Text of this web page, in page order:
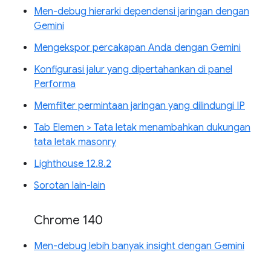
Men-debug hierarki dependensi jaringan dengan
Gemini
Mengekspor percakapan Anda dengan Gemini
Konfigurasi jalur yang dipertahankan di panel
Performa
Memfilter permintaan jaringan yang dilindungi IP
Tab Elemen > Tata letak menambahkan dukungan
tata letak masonry
Lighthouse 12.8.2
Sorotan lain-lain
Chrome 140
Men-debug lebih banyak insight dengan Gemini